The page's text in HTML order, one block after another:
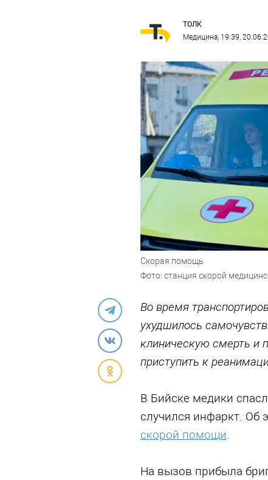
ТОЛК
Медицина, 19:39,
Скорая помощь
Фото: станция скорой
Во время
ухудшилось
клиническую смерть и
приступить к
В Бийске медики
случился инфаркт. Об
скорой помощи.
На вызов прибыла